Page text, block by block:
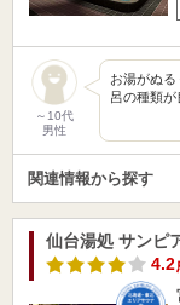
～10代
男性
お湯がぬ
呂の種類
関連情報から探す
仙台湯処 サンピ
4.2